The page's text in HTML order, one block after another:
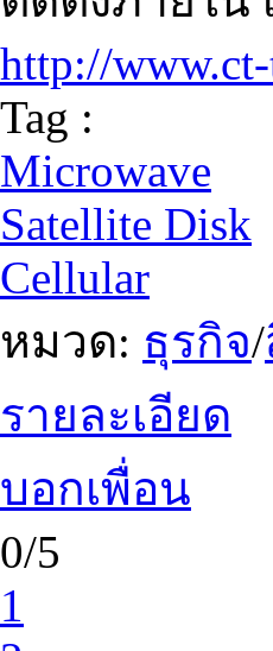
http://
Tag :
Microwave
Satellite Disk
Cellular
หมวด: ธุรกิจ/
รายละเอียด
บอกเพื่อน
0/5
1